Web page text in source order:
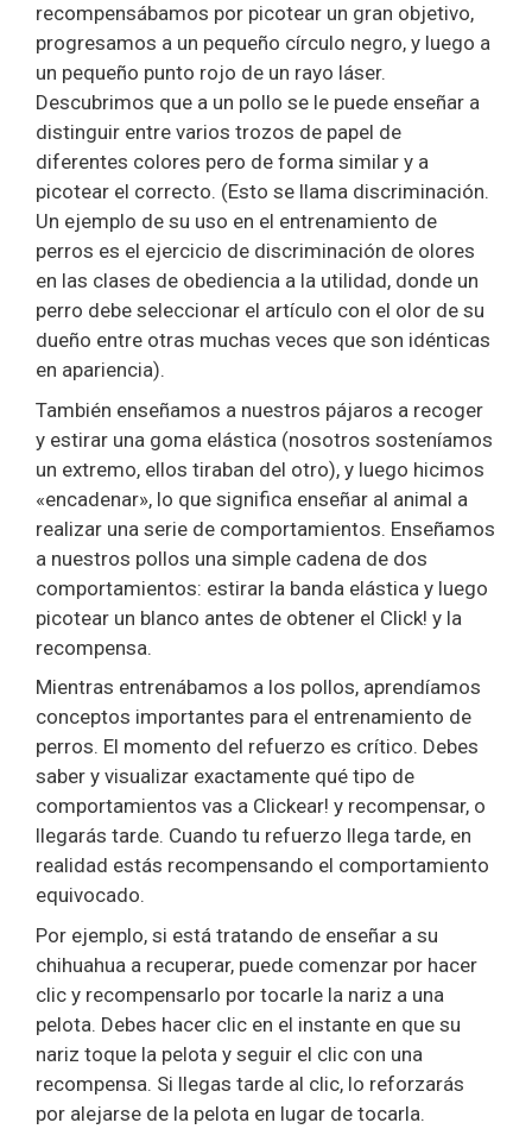
recompensábamos por picotear un gran objetivo,
progresamos a un pequeño círculo negro, y luego a
un pequeño punto rojo de un rayo láser.
Descubrimos que a un pollo se le puede enseñar a
distinguir entre varios trozos de papel de
diferentes colores pero de forma similar y a
picotear el correcto. (Esto se llama discriminación.
Un ejemplo de su uso en el entrenamiento de
perros es el ejercicio de discriminación de olores
en las clases de obediencia a la utilidad, donde un
perro debe seleccionar el artículo con el olor de su
dueño entre otras muchas veces que son idénticas
en apariencia).
También enseñamos a nuestros pájaros a recoger
y estirar una goma elástica (nosotros sosteníamos
un extremo, ellos tiraban del otro), y luego hicimos
«encadenar», lo que significa enseñar al animal a
realizar una serie de comportamientos. Enseñamos
a nuestros pollos una simple cadena de dos
comportamientos: estirar la banda elástica y luego
picotear un blanco antes de obtener el Click! y la
recompensa.
Mientras entrenábamos a los pollos, aprendíamos
conceptos importantes para el entrenamiento de
perros. El momento del refuerzo es crítico. Debes
saber y visualizar exactamente qué tipo de
comportamientos vas a Clickear! y recompensar, o
llegarás tarde. Cuando tu refuerzo llega tarde, en
realidad estás recompensando el comportamiento
equivocado.
Por ejemplo, si está tratando de enseñar a su
chihuahua a recuperar, puede comenzar por hacer
clic y recompensarlo por tocarle la nariz a una
pelota. Debes hacer clic en el instante en que su
nariz toque la pelota y seguir el clic con una
recompensa. Si llegas tarde al clic, lo reforzarás
por alejarse de la pelota en lugar de tocarla.